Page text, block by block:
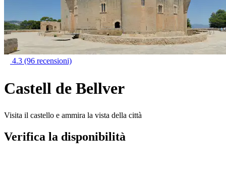
4.3 (96 recensioni)
Castell de Bellver
Visita il castello e ammira la vista della città
Verifica la disponibilità